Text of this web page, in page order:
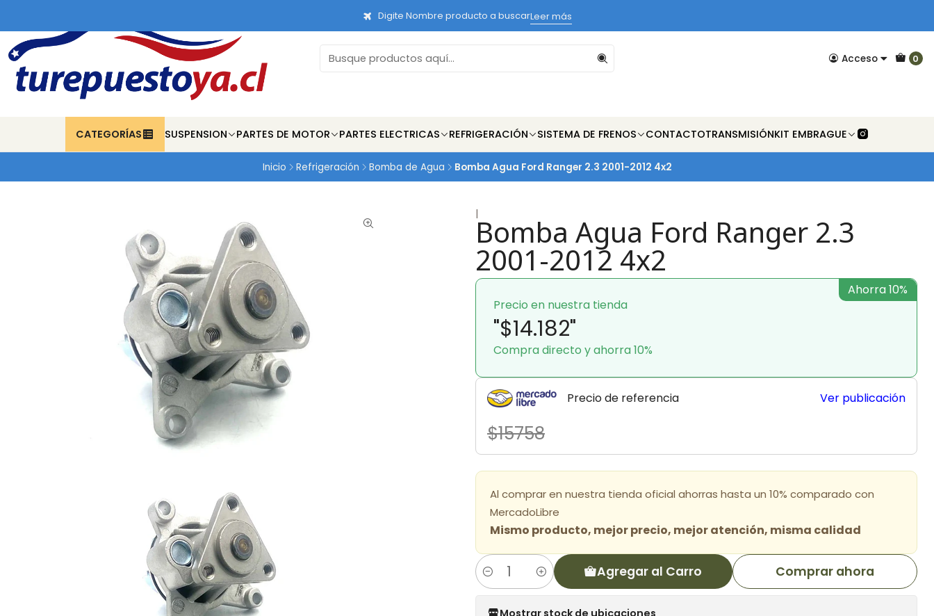
Acceso 0
CATEGORÍAS SUSPENSION PARTES DE MOTOR PARTES ELECTRICAS REFRIGERACIÓN SISTEMA DE FRENOS CONTACTOTRANSMISIÓNKIT EMBRAGUE
Digite Nombre producto a buscarLeer más
Inicio Refrigeración Bomba de Agua Bomba Agua Ford Ranger 2.3 2001-2012 4x2
|Bomba Agua Ford Ranger 2.3
2001-2012 4x2
Precio en nuestra tienda
"$14.182"
Compra directo y ahorra 10%
Ahorra 10%
Precio de referencia
$15758
Ver publicación
Al comprar en nuestra tienda oficial ahorras hasta un 10% comparado con
MercadoLibre
Mismo producto, mejor precio, mejor atención, misma calidad
Cantidad Agregar al Carro Comprar ahora
Mostrar stock de ubicaciones